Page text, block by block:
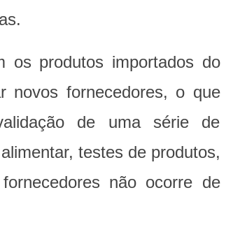
os produtos importados do
novos fornecedores, o que
de uma série de
testes de produtos,
não ocorre de